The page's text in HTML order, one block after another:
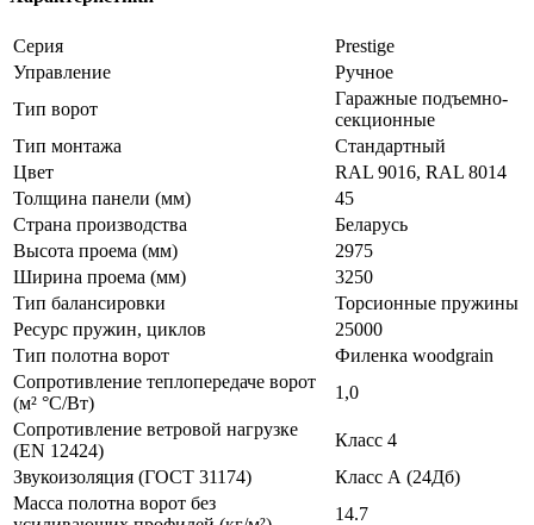
Серия
Prestige
Управление
Ручное
Тип ворот
Гаражные подъемно-
секционные
Тип монтажа
Стандартный
Цвет
RAL 9016, RAL 8014
Толщина панели (мм)
45
Страна производства
Беларусь
Высота проема (мм)
2975
Ширина проема (мм)
3250
Тип балансировки
Торсионные пружины
Ресурс пружин, циклов
25000
Тип полотна ворот
Филенка woodgrain
Сопротивление теплопередаче ворот
(м² °С/Вт)
1,0
Сопротивление ветровой нагрузке
(EN 12424)
Класс 4
Звукоизоляция (ГОСТ 31174)
Класс А (24Дб)
Масса полотна ворот без
14.7